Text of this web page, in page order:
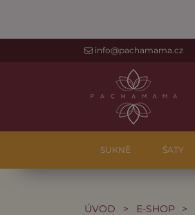
info@pachamama.cz
SUKNĚ ŠATY
ÚVOD > E-SHOP >